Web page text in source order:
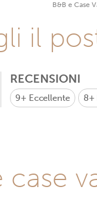
B&B e Case
il
RECENSIONI
9+ Eccellente 8+